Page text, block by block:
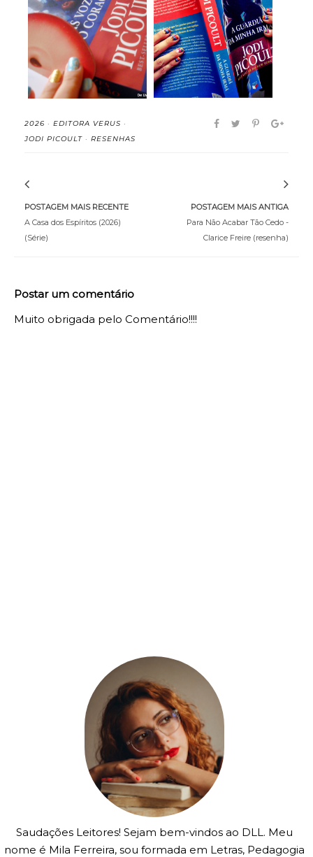
As Vozes do Coração -
Jodi Picoult ...
A Guardiã da Minha
Irmã - Jodi Pico...
2026 · EDITORA VERUS ·
JODI PICOULT · RESENHAS
POSTAGEM MAIS RECENTE
A Casa dos Espíritos (2026)
(Série)
POSTAGEM MAIS ANTIGA
Para Não Acabar Tão Cedo -
Clarice Freire (resenha)
Postar um comentário
Muito obrigada pelo Comentário!!!!
Saudações Leitores! Sejam bem-vindos ao DLL. Meu
nome é Mila Ferreira, sou formada em Letras, Pedagogia